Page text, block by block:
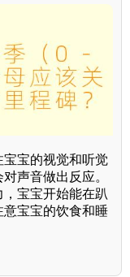
宝的视觉和听觉
声音做出反应。
宝宝开始能在趴
宝宝的饮食和睡